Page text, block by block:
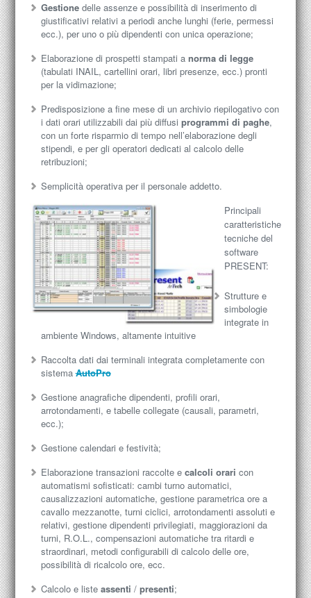
Gestionedelle assenze e possibilità di inserimento di
giustificativi relativi a periodi anche lunghi (ferie, permessi
ecc.), per uno o più dipendenti con unica operazione;
Elaborazione di prospetti stampati a norma di legge
(tabulati INAIL, cartellini orari, libri presenze, ecc.) pronti
per la vidimazione;
Predisposizione a fine mese di un archivio riepilogativo con
i dati orari utilizzabili dai più diffusi programmi di paghe,
con un forte risparmio di tempo nell’elaborazione degli
stipendi, e per gli operatori dedicati al calcolo delle
retribuzioni;
Semplicità operativa per il personale addetto.
Principali
caratteristiche
tecniche del
software
PRESENT:
Strutture e
simbologie
integrate in
ambiente Windows, altamente intuitive
Raccolta dati dai terminali integrata completamente con
sistemaAutoPro
Gestione anagrafiche dipendenti, profili orari,
arrotondamenti, e tabelle collegate (causali, parametri,
ecc.);
Gestione calendari e festività;
Elaborazione transazioni raccolte ecalcoli orari con
automatismi sofisticati: cambi turno automatici,
causalizzazioni automatiche, gestione parametrica ore a
cavallo mezzanotte, turni ciclici, arrotondamenti assoluti e
relativi, gestione dipendenti privilegiati, maggiorazioni da
turni, R.O.L., compensazioni automatiche tra ritardi e
straordinari, metodi configurabili di calcolo delle ore,
possibilità di ricalcolo ore, ecc.
Calcolo e liste assenti / presenti;